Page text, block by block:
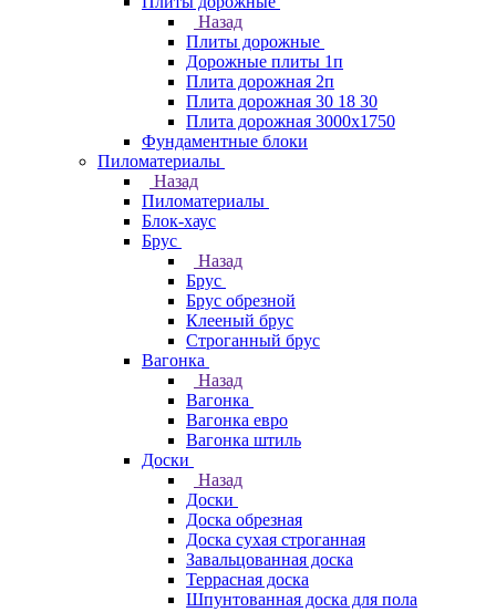
Назад
Плиты дорожные
Дорожные плиты 1п
Плита дорожная 2п
Плита дорожная 30 18 30
Плита дорожная 3000х1750
Фундаментные блоки
Пиломатериалы
Назад
Пиломатериалы
Блок-хаус
Брус
Назад
Брус
Брус обрезной
Клееный брус
Строганный брус
Вагонка
Назад
Вагонка
Вагонка евро
Вагонка штиль
Доски
Назад
Доски
Доска обрезная
Доска сухая строганная
Завальцованная доска
Террасная доска
Шпунтованная доска для пола